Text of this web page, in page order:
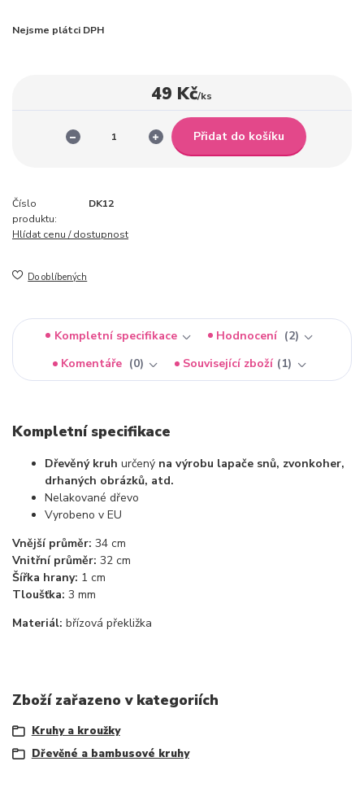
Nejsme plátci DPH
49 Kč/ks
Přidat do košíku
Číslo
produktu:
DK12
Hlídat cenu / dostupnost
Do oblíbených
Kompletní specifikace Hodnocení
2
Komentáře
0 Související zboží 1
Kompletní specifikace
Dřevěný kruh určený na výrobu lapače snů, zvonkoher,
drhaných obrázků, atd.
Nelakované dřevo
Vyrobeno v EU
Vnější průměr: 34 cm
Vnitřní průměr: 32 cm
Šířka hrany: 1 cm
Tloušťka: 3 mm
Materiál: břízová překližka
Zboží zařazeno v kategoriích
Kruhy a kroužky
Dřevěné a bambusové kruhy